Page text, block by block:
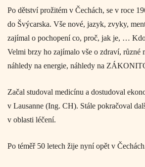
Po dětství prožitém v Čechách, se v roce
do Švýcarska. Vše nové, jazyk, zvyky,
zajímal o pochopení co, proč, jak je, …
Velmi brzy ho zajímalo vše o zdraví, různé
náhledy na energie, náhledy na
Začal studoval medicínu a dostudoval
v Lausanne (Ing. CH). Stále pokračoval
v oblasti léčení.
Po téměř 50 letech žije nyní opět v